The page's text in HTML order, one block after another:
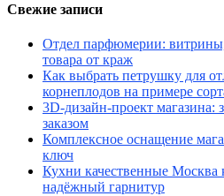
Свежие записи
Отдел парфюмерии:
товара от краж
Как выбрать петрушку для
корнеплодов на примере
3D-дизайн-проект магазина:
заказом
Комплексное оснащение
ключ
Кухни качественные Москва
надёжный гарнитур